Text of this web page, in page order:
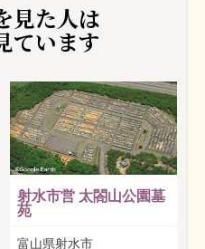
見た人は
ています
射水市営 太閤山公園墓
苑
富山県射水市